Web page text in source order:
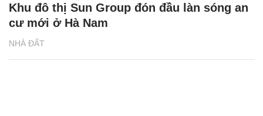
NHÀ ĐẤT
Khu đô thị Sun Group đón đầu làn sóng an
cư mới ở Hà Nam